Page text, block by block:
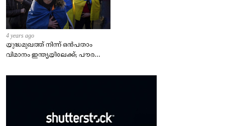
4 years ago
യുദ്ധമുഖത്ത് നിന്ന് ഒൻപതാം
വിമാനം ഇന്ത്യയിലേക്ക്; പൗരന്മാർ
– കേന്ദ്രം